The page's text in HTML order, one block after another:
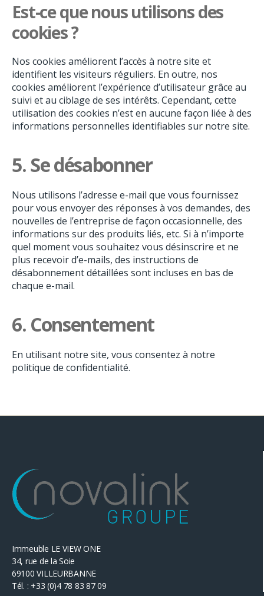
Est-ce que nous utilisons des
cookies ?
Nos cookies améliorent l’accès à notre site et
identifient les visiteurs réguliers. En outre, nos
cookies améliorent l’expérience d’utilisateur grâce au
suivi et au ciblage de ses intérêts. Cependant, cette
utilisation des cookies n’est en aucune façon liée à des
informations personnelles identifiables sur notre site.
5.Se désabonner
Nous utilisons l’adresse e-mail que vous fournissez
pour vous envoyer des réponses à vos demandes, des
nouvelles de l’entreprise de façon occasionnelle, des
informations sur des produits liés, etc. Si à n’importe
quel moment vous souhaitez vous désinscrire et ne
plus recevoir d’e-mails, des instructions de
désabonnement détaillées sont incluses en bas de
chaque e-mail.
6. Consentement
En utilisant notre site, vous consentez à notre
politique de confidentialité.
Immeuble LE VIEW ONE
34, rue de la Soie
69100 VILLEURBANNE
Tél. : +33 (0)4 78 83 87 09